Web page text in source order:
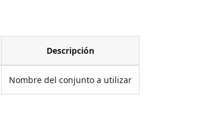
Descripción
Nombre del conjunto a utilizar